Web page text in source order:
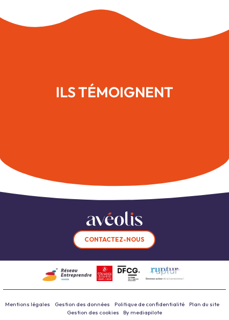
ILS TÉMOIGNENT
CONTACTEZ-NOUS
Mentions légales Gestion des données Politique de confidentialité
Plan du site
Gestion des cookies
By mediapilote